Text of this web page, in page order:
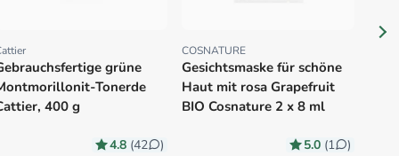
grüne
Tonerde
400 g
4.8 (42 )
Proveedor:
COSNATURE
Gesichtsmaske für schöne
Haut mit rosa Grapefruit
BIO Cosnature 2 x 8 ml
5.0 (1 )